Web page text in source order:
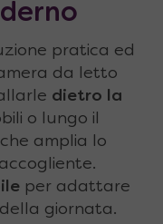
pratica ed
da letto
dietro la
o lungo il
amplia lo
per adattare
della giornata.